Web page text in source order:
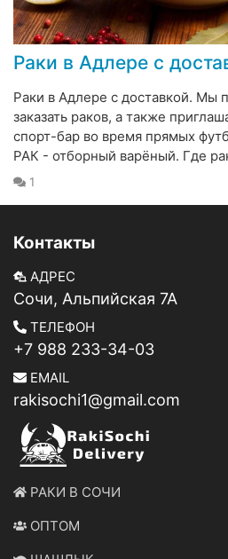
Раки в Адлере с
Раки в Адлере с доставкой. Мы
заказать раков, а также
спорт-бар во время прямых
РАК - отборный варёный. Где
1
Контакты
АДРЕС
Сочи, Альпийская 7А
ТЕЛЕФОН
+7 988 233-34-03
EMAIL
rakisochi1@gmail.com
РАКИ В СОЧИ
ОПТОМ